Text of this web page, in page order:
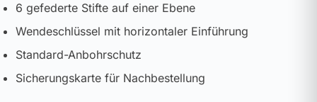
6 gefederte Stifte auf einer Ebene
Wendeschlüssel mit horizontaler Einführung
Standard-Anbohrschutz
Sicherungskarte für Nachbestellung